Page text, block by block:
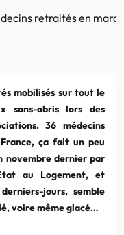
retraités en
mobilisés sur tout le
sans-abris lors des
36 médecins
ça fait un peu
novembre dernier par
au Logement, et
jours, semble
voire même glacé…